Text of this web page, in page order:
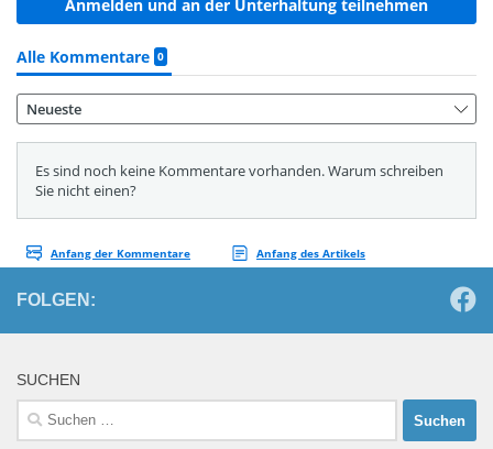
FOLGEN:
SUCHEN
Suchen
nach: